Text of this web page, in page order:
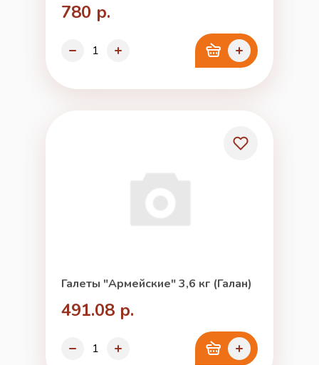
780 р.
Галеты "Армейские" 3,6 кг (Галан)
491.08 р.